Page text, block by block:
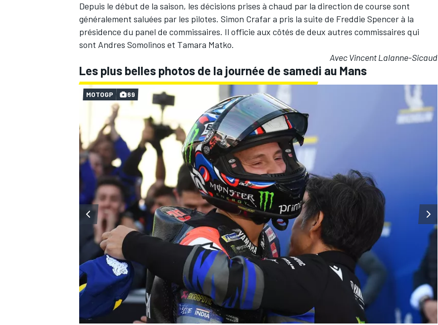
Depuis le début de la saison, les décisions prises à chaud par la direction de course sont
généralement saluées par les pilotes. Simon Crafar a pris la suite de Freddie Spencer à la
présidence du panel de commissaires. Il officie aux côtés de deux autres commissaires qui
sont Andres Somolinos et Tamara Matko.
Avec Vincent Lalanne-Sicaud
Les plus belles photos de la journée de samedi au Mans
MOTOGP 69